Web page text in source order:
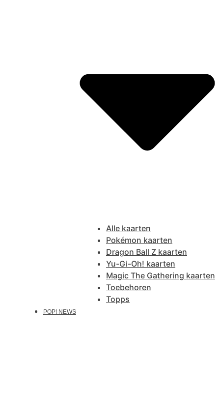
Alle kaarten
Pokémon kaarten
Dragon Ball Z kaarten
Yu-Gi-Oh! kaarten
Magic The Gathering kaarten
Toebehoren
Topps
POP! NEWS